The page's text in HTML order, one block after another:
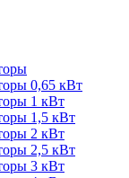
0,65 кВт
1 кВт
1,5 кВт
2 кВт
2,5 кВт
3 кВт